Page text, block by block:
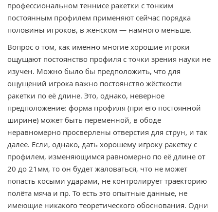
профессиональном теннисе ракетки с тонким
постоянным профилем применяют сейчас порядка
половины игроков, в женском — намного меньше.
Вопрос о том, как именно многие хорошие игроки
ощущают постоянство профиля с точки зрения науки не
изучен. Можно было бы предположить, что для
ощущений игрока важно постоянство жёсткости
ракетки по её длине. Это, однако, неверное
предположение: форма профиля (при его постоянной
ширине) может быть переменной, в ободе
неравномерно просверлены отверстия для струн, и так
далее. Если, однако, дать хорошему игроку ракетку с
профилем, изменяющимся равномерно по её длине от
20 до 21мм, то он будет жаловаться, что не может
попасть косыми ударами, не контролирует траекторию
полёта мяча и пр. То есть это опытные данные, не
имеющие никакого теоретического обоснования. Одни